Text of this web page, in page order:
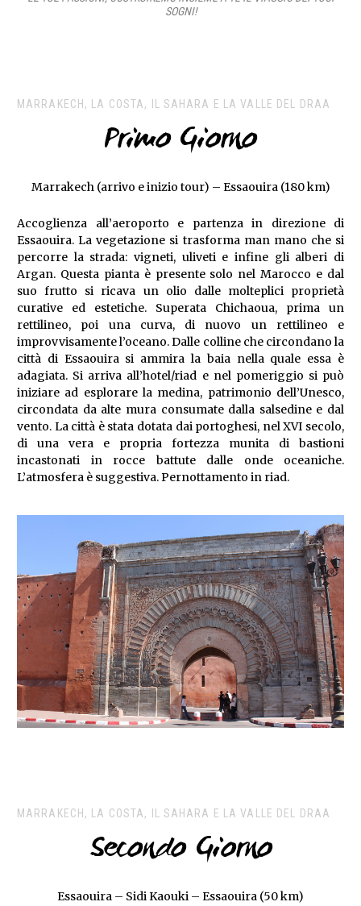
SOGNI!
MARRAKECH, LA COSTA, IL SAHARA E LA VALLE DEL DRAA
Primo Giorno
Marrakech (arrivo e inizio tour) – Essaouira (180 km)
Accoglienza all’aeroporto e partenza in direzione di
Essaouira. La vegetazione si trasforma man mano che si
percorre la strada: vigneti, uliveti e infine gli alberi di
Argan. Questa pianta è presente solo nel Marocco e dal
suo frutto si ricava un olio dalle molteplici proprietà
curative ed estetiche. Superata Chichaoua, prima un
rettilineo, poi una curva, di nuovo un rettilineo e
improvvisamente l’oceano. Dalle colline che circondano la
città di Essaouira si ammira la baia nella quale essa è
adagiata. Si arriva all’hotel/riad e nel pomeriggio si può
iniziare ad esplorare la medina, patrimonio dell’Unesco,
circondata da alte mura consumate dalla salsedine e dal
vento. La città è stata dotata dai portoghesi, nel XVI secolo,
di una vera e propria fortezza munita di bastioni
incastonati in rocce battute dalle onde oceaniche.
L’atmosfera è suggestiva. Pernottamento in riad.
MARRAKECH, LA COSTA, IL SAHARA E LA VALLE DEL DRAA
Secondo Giorno
Essaouira – Sidi Kaouki – Essaouira (50 km)